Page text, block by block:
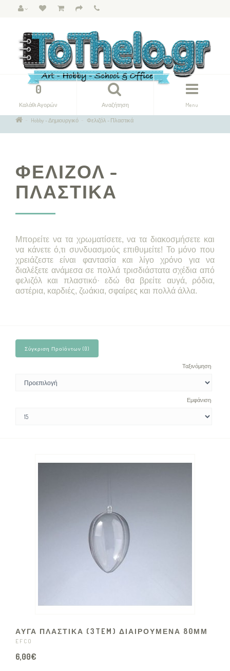
Menu
Αναζήτηση
0
Καλάθι Αγορών
Hobby - Δημιουργικό Φελιζόλ - Πλαστικά
ΦΕΛΙΖΌΛ -
ΠΛΑΣΤΙΚΆ
Μπορείτε να τα χρωματίσετε, να τα διακοσμήσετε και
να κάνετε ό,τι συνδυασμούς επιθυμείτε! Το μόνο που
χρειάζεστε είναι φαντασία και λίγο χρόνο για να
διαλέξετε ανάμεσα σε πολλά τρισδιάστατα σχέδια από
φελιζόλ και πλαστικό· εδώ θα βρείτε αυγά, ρόδια,
αστέρια, καρδιές, ζωάκια, σφαίρες και πολλά άλλα.
Σύγκριση Προϊόντων (0)
Ταξινόμηση:
Εμφάνιση:
ΑΥΓΑ ΠΛΑΣΤΙΚΑ (3TEM) ΔΙΑΙΡΟΥΜΕΝΑ 80ΜΜ
EFCO
6,00€